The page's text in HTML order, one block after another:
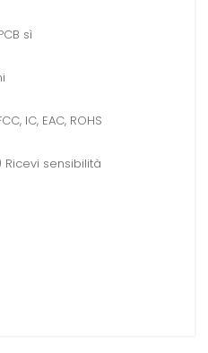
sì
IC, EAC, ROHS
Ricevi sensibilità